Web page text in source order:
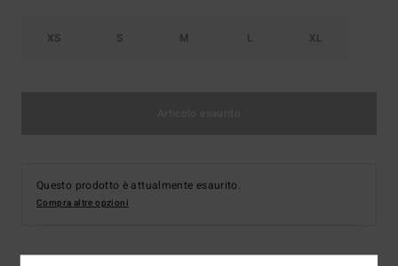
XS S M L XL
Questo prodotto è attualmente esaurito.
Compra altre opzioni